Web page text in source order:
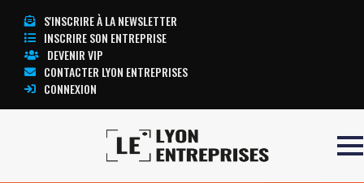
S'INSCRIRE À LA NEWSLETTER
INSCRIRE SON ENTREPRISE
DEVENIR VIP
CONTACTER LYON ENTREPRISES
CONNEXION